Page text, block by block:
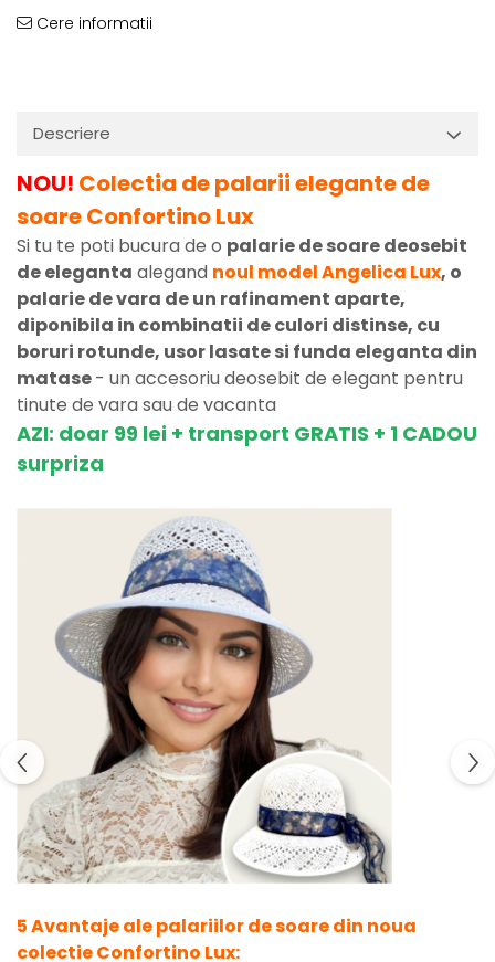
Cere informatii
Descriere
NOU! Colectia de palarii elegante de
soare Confortino Lux
Si tu te poti bucura de o palarie de soare deosebit
de eleganta alegand noul model Angelica Lux, o
palarie de vara de un rafinament aparte,
diponibila in combinatii de culori distinse, cu
boruri rotunde, usor lasate si funda eleganta din
matase- un accesoriu deosebit de elegant pentru
tinute de vara sau de vacanta
AZI: doar 99 lei + transport GRATIS + 1 CADOU
surpriza
5 Avantaje ale palariilor de soare din noua
colectie Confortino Lux: